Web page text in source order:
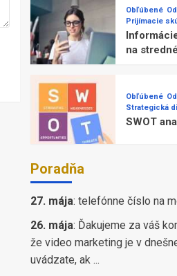
Obľúbené
Prijímacie
na
Obľúbené
Strategická
SWOT
Poradňa
27. mája: telefónne číslo na
26. mája: Ďakujeme za váš
že video marketing je v
uvádzate, ak ...